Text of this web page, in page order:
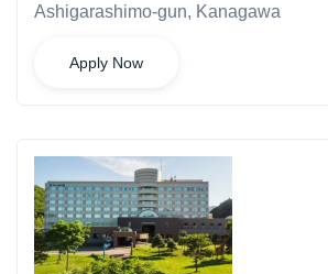
Ashigarashimo-gun, Kanagawa
Apply Now